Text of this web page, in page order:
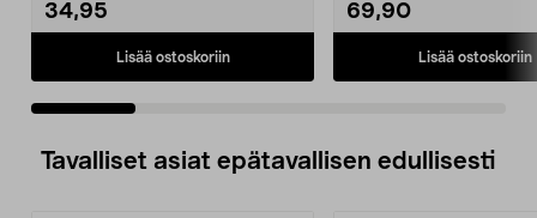
34,95
Lisää ostoskoriin
69,90
Lisää ostoskoriin
Tavalliset asiat epätavallisen edullisesti